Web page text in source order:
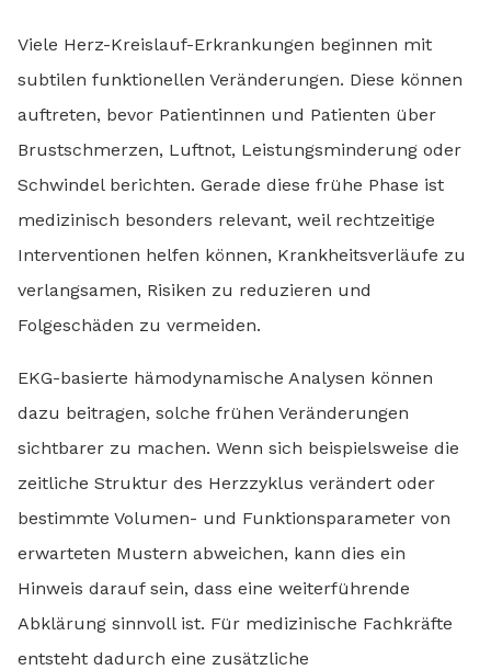
Viele Herz-Kreislauf-Erkrankungen beginnen mit
subtilen funktionellen Veränderungen. Diese können
auftreten, bevor Patientinnen und Patienten über
Brustschmerzen, Luftnot, Leistungsminderung oder
Schwindel berichten. Gerade diese frühe Phase ist
medizinisch besonders relevant, weil rechtzeitige
Interventionen helfen können, Krankheitsverläufe zu
verlangsamen, Risiken zu reduzieren und
Folgeschäden zu vermeiden.
EKG-basierte hämodynamische Analysen können
dazu beitragen, solche frühen Veränderungen
sichtbarer zu machen. Wenn sich beispielsweise die
zeitliche Struktur des Herzzyklus verändert oder
bestimmte Volumen- und Funktionsparameter von
erwarteten Mustern abweichen, kann dies ein
Hinweis darauf sein, dass eine weiterführende
Abklärung sinnvoll ist. Für medizinische Fachkräfte
entsteht dadurch eine zusätzliche